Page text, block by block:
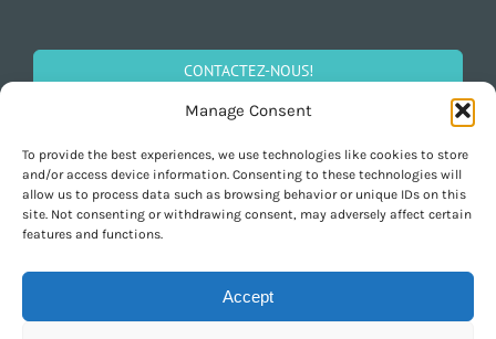
Manage Consent
To provide the best experiences, we use technologies like cookies to store
and/or access device information. Consenting to these technologies will
allow us to process data such as browsing behavior or unique IDs on this
site. Not consenting or withdrawing consent, may adversely affect certain
features and functions.
Accept
CONTACTEZ-NOUS!
SOCIALISEZ!